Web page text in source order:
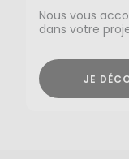
Nous vous
dans votre
JE